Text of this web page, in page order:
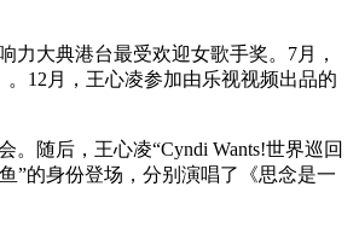
力大典港台最受欢迎女歌手奖。7月，
12月，王心凌参加由乐视视频出品的
随后，王心凌“Cyndi Wants!世界巡回
”的身份登场，分别演唱了《思念是一